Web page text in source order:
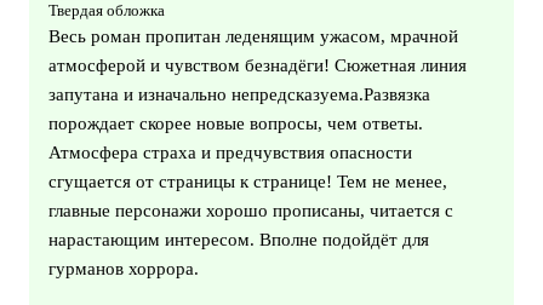
Твердая обложка
Весь роман пропитан леденящим ужасом, мрачной
атмосферой и чувством безнадёги! Сюжетная линия
запутана и изначально непредсказуема.Развязка
порождает скорее новые вопросы, чем ответы.
Атмосфера страха и предчувствия опасности
сгущается от страницы к странице! Тем не менее,
главные персонажи хорошо прописаны, читается с
нарастающим интересом. Вполне подойдёт для
гурманов хоррора.